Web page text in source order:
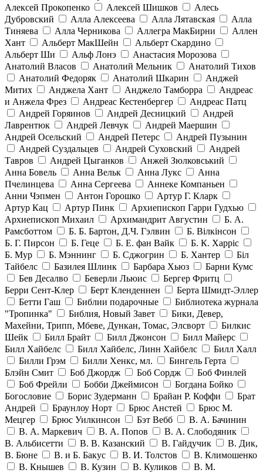
Алексей Прокопенко
Алексей Шишков
Алесь
Дубровский
Алла Алексеева Алла Лятавская
Алла
Тиняева
Алла Черникова Аллегра МакБирни
Аллен
Хант
Альберт МакШейн
Альберт Скардино
Альберт Ши
Альф Лонэ
Анастасия Морозова
Анатолий Власов
Анатолий Мельник
Анатолий Тихов
Анатолий Федоряк
Анатолий Шкарин
Анджей
Митих
Анджела Хант Анджело Тамборра
Андреас
и Анжела Фрез
Андреас Кестенбергер
Андреас Патц
Андрей Горяинов
Андрей Десницкий
Андрей
Лаврентюк
Андрей Левчук
Андрей Маершин
Андрей Осельский
Андрей Петерс
Андрей Пузынин
Андрей Суздальцев
Андрей Суховский
Андрей
Тавров
Андрей Цыганков
Анжей Зюлковський
Анна Бовель
Анна Вельк Анна Лукс
Анна
Пчелинцева
Анна Сергеева
Аннеке Компаньен
Анни Чэпмен
Антон Горошко
Артур Г. Кларк
Артур Кац
Артур Пинк
Архиепископ Гарри Гудхью
Архиепископ Михаил
Архимандрит Августин
Б. А.
Рамсботтом
Б. Б. Бартон, Д.Ч. Гэлвин
Б. Вілкінсон
Б. Г. Пирсон
Б. Геце Б. Е. фан Вайк
Б. К. Харріс
Б. Мур
Б. Мэннинг Б. Сджогрин Б. Хантер
Біл
Тайбелс
Базилея Шлинк Барбара Хьюз
Барни Кумс
Бев Десалво
Беверли Льюис
Бергер Фритц
Берри Сент-Клер
Берт Кленденнен
Берта Шмидт-Эллер
Бетти Гаш
Библии подарочные
Библиотека журнала
"Тропинка"
Библия, Новый Завет
Бики, Девер,
Махейни, Трипп, Мбеве, Дункан, Томас, Элсворт
Билкис
Шейк
Билл Брайт Билл Джонсон
Билл Майерс
Билл Хайбелс
Билл Хайбелс, Линн Хайбелс
Билл Халл
Билли Грэм
Билли Хенкс, мл.
Бингель Герта
Блэйн Смит
Боб Джордж Боб Сордж
Боб Финлей
Боб Фрейли
Бобби Джеймисон
Богдана Бойко
Богословие
Борис Зудерманн Брайан Р. Коффи
Брат
Андрей
Браунлоу Норт Брюс Анстей
Брюс М.
Мецгер
Брюс Уилкинсон Бэт Вебб
В. А. Бачинин
В. А. Маркевич
В. А. Попов
В. А. Слободяник
В. Альбисетти
В. В. Казанский В. Гайдучик
В. Дик,
В. Бюне
В. и Б. Бакус В. И. Толстов
В. Климошенко
В. Кнышев
В. Кузин В. Куликов
В. М.